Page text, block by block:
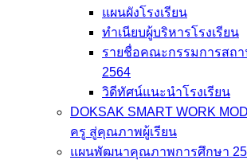
แผนผังโรงเรียน
ทำเนียบผู้บริหารโรงเรียน
รายชื่อคณะกรรมการสถา
2564
วิดีทัศน์แนะนำโรงเรียน
DOKSAK SMART WORK
ครู สู่คุณภาพผู้เรียน
แผนพัฒนาคุณภาพการศึกษา